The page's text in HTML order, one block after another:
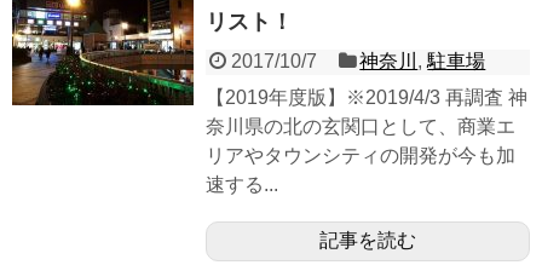
リスト！
2017/10/7 神奈川 ,駐車場
【2019年度版】※2019/4/3 再調査 神
奈川県の北の玄関口として、商業エ
リアやタウンシティの開発が今も加
速する...
記事を読む